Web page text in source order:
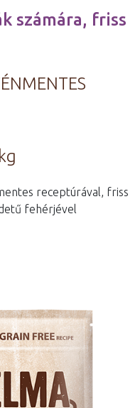
számára, friss
receptúrával, friss
fehérjével